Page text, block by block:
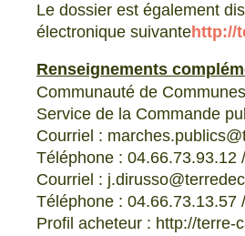
Le dossier est également
électronique suivantehttp://
Renseignements
Communauté de
Service de la Commande
Courriel :
Téléphone : 04.66.73.93.12
Courriel :
Téléphone : 04.66.73.13.57
Profil acheteur : http://terre-